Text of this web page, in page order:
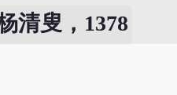
清叟，1378